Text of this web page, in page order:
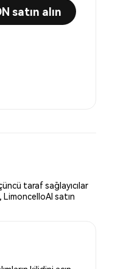
satın alın
taraf sağlayıcılar
satın